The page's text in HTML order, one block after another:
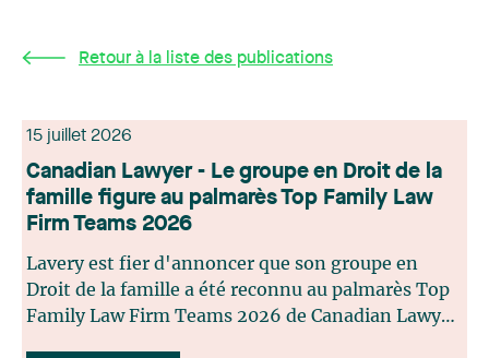
Retour à la liste des publications
15 juillet 2026
Canadian Lawyer - Le groupe en Droit de la
famille figure au palmarès Top Family Law
Firm Teams 2026
Lavery est fier d'annoncer que son groupe en
Droit de la famille a été reconnu au palmarès Top
Family Law Firm Teams 2026 de Canadian Lawyer.